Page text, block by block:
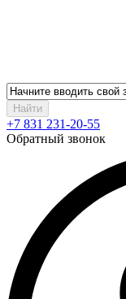
Найти
+7 831 231-20-55
Обратный звонок